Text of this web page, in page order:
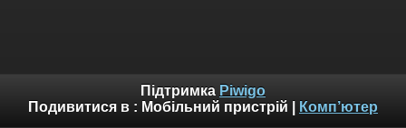
Підтримка Piwigo
Подивитися в : Мобільний пристрій Комп’ютер